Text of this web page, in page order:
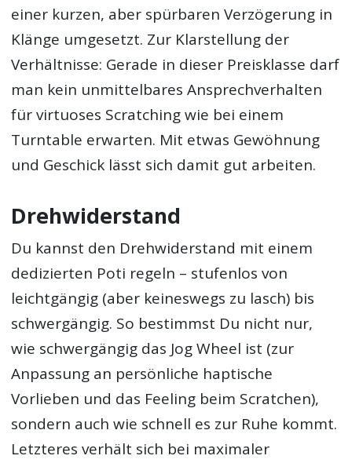
einer kurzen, aber spürbaren Verzögerung in
Klänge umgesetzt. Zur Klarstellung der
Verhältnisse: Gerade in dieser Preisklasse darf
man kein unmittelbares Ansprechverhalten
für virtuoses Scratching wie bei einem
Turntable erwarten. Mit etwas Gewöhnung
und Geschick lässt sich damit gut arbeiten.
Drehwiderstand
Du kannst den Drehwiderstand mit einem
dedizierten Poti regeln – stufenlos von
leichtgängig (aber keineswegs zu lasch) bis
schwergängig. So bestimmst Du nicht nur,
wie schwergängig das Jog Wheel ist (zur
Anpassung an persönliche haptische
Vorlieben und das Feeling beim Scratchen),
sondern auch wie schnell es zur Ruhe kommt.
Letzteres verhält sich bei maximaler